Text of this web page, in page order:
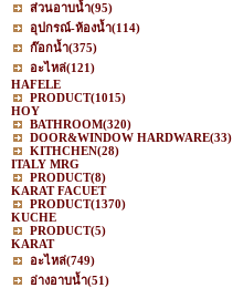
ส่วนอาบน้ำ(95)
อุปกรณ์-ห้องน้ำ(114)
ก๊อกน้ำ(375)
อะไหล่(121)
HAFELE
PRODUCT(1015)
HOY
BATHROOM(320)
DOOR&WINDOW HARDWARE(33)
KITHCHEN(28)
ITALY MRG
PRODUCT(8)
KARAT FACUET
PRODUCT(1370)
KUCHE
PRODUCT(5)
KARAT
อะไหล่(749)
อ่างอาบน้ำ(51)